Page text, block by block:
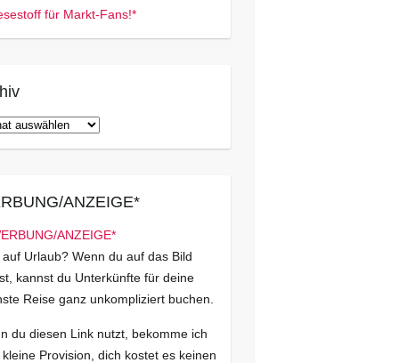
ANZEIGE*
auf Urlaub? Wenn du auf das Bild
kannst du Unterkünfte für deine
Reise ganz unkompliziert buchen.
du diesen Link nutzt, bekomme ich
Provision, dich kostet es keinen